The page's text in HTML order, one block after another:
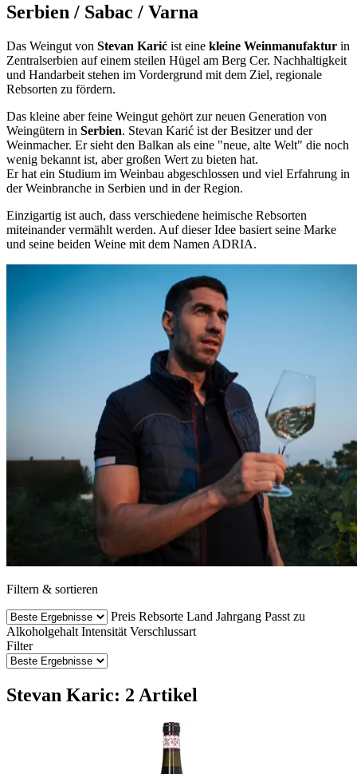
Serbien / Sabac / Varna
Das Weingut von Stevan Karić ist eine kleine Weinmanufaktur in
Zentralserbien auf einem steilen Hügel am Berg Cer. Nachhaltigkeit
und Handarbeit stehen im Vordergrund mit dem Ziel, regionale
Rebsorten zu fördern.
Das kleine aber feine Weingut gehört zur neuen Generation von
Weingütern in Serbien. Stevan Karić ist der Besitzer und der
Weinmacher. Er sieht den Balkan als eine "neue, alte Welt" die noch
wenig bekannt ist, aber großen Wert zu bieten hat.
Er hat ein Studium im Weinbau abgeschlossen und viel Erfahrung in
der Weinbranche in Serbien und in der Region.
Einzigartig ist auch, dass verschiedene heimische Rebsorten
miteinander vermählt werden. Auf dieser Idee basiert seine Marke
und seine beiden Weine mit dem Namen ADRIA.
Filtern & sortieren
Preis Rebsorte Land Jahrgang Passt zu
Alkoholgehalt Intensität Verschlussart
Filter
Stevan Karic: 2 Artikel